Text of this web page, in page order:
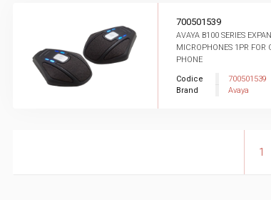
700501539
AVAYA B100 SERIES
MICROPHONES 1PR FOR
PHONE
Codice
700501539
Brand
Avaya
1